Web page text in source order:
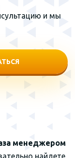
и мы
менеджером
найдете